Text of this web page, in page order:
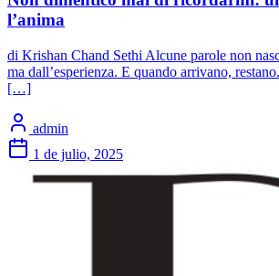
l’anima
di Krishan Chand Sethi Alcune parole non
ma dall’esperienza. E quando arrivano,
[…]
admin
1 de julio, 2025